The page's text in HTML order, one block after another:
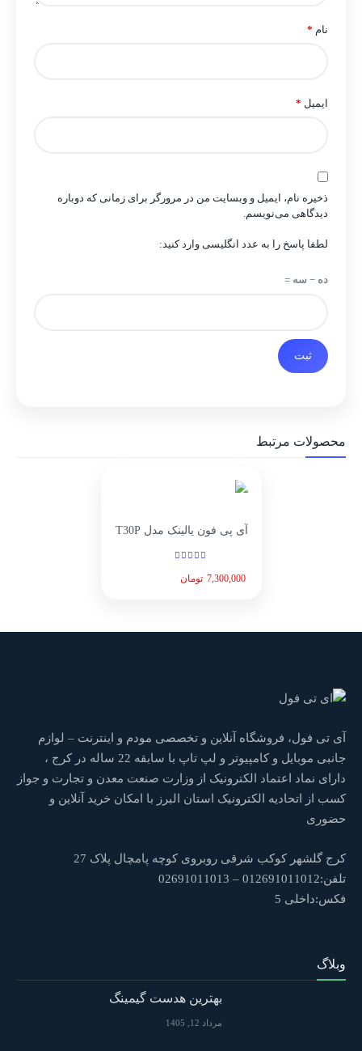
نام *
ایمیل *
ذخیره نام، ایمیل و وبسایت من در مرورگر برای زمانی که دوباره
دیدگاهی می‌نویسم.
لطفا پاسخ را به عدد انگلیسی وارد کنید:
ده − سه =
محصولات مرتبط
آی پی فون یالینک مدل T30P
تومان 7,300,000
آی تی فول، فروشگاه آنلاین و تخصصی مودم و اینترنت – لوازم
جانبی موبایل و کامپیوتر و لپ تاپ با سابقه 22 ساله در کرج ،
دارای نماد اعتماد الکترونیک از وزارت صنعت معدن و تجارت و جواز
کسب از اتحادیه الکترونیک استان البرز با امکان خرید آنلاین و
حضوری
کرج گلشهر کوکب شرقی روبروی کوچه پامچال پلاک 27
تلفن:012691011012 – 02691011013
فکس:داخلی 5
وبلاگ
بهترین هدست گیمینگ
مرداد 12, 1405